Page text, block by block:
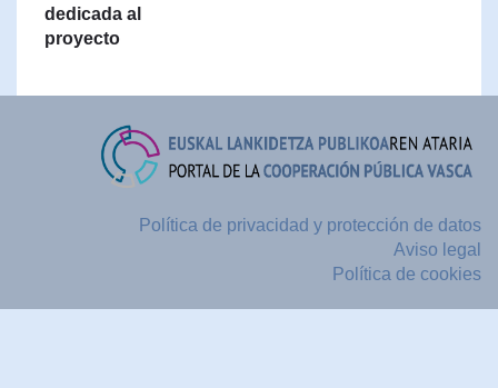
dedicada al
proyecto
Política de privacidad y protección de datos
Aviso legal
Política de cookies